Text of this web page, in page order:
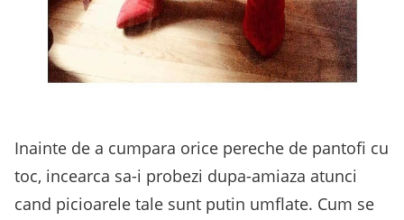
Inainte de a cumpara orice pereche de pantofi cu
toc, incearca sa-i probezi dupa-amiaza atunci
cand picioarele tale sunt putin umflate. Cum se